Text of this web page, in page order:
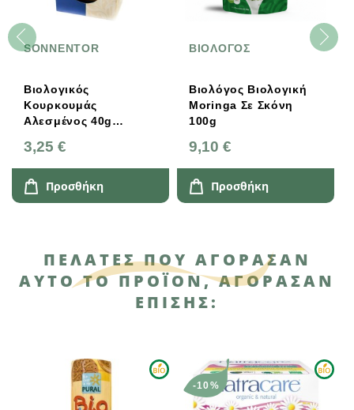
SONNENTOR
Βιολογικός
Κουρκουμάς
Αλεσμένος 40g
3,25 €
Προσθήκη
ΒΙΟΛΟΓΟΣ
Βιολόγος Βιολογική
Moringa Σε Σκόνη
100g
9,10 €
Προσθήκη
ΠΕΛΆΤΕΣ ΠΟΥ ΑΓΌΡΑΣΑΝ
ΑΥΤΌ ΤΟ ΠΡΟΪΌΝ, ΑΓΌΡΑΣΑΝ
ΕΠΊΣΗΣ:
-10%